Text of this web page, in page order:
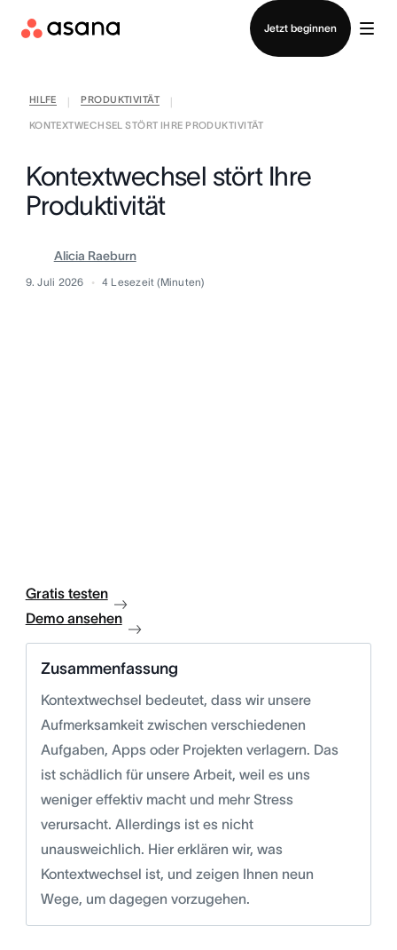
Jetzt beginnen
Vertrieb kontaktieren
HILFE PRODUKTIVITÄT
KONTEXTWECHSEL STÖRT IHRE PRODUKTIVITÄT
Kontextwechsel stört Ihre
Produktivität
Alicia Raeburn
9. Juli 2026 4 Lesezeit (Minuten)
Gratis testen
Demo ansehen
Zusammenfassung
Kontextwechsel bedeutet, dass wir unsere
Aufmerksamkeit zwischen verschiedenen
Aufgaben, Apps oder Projekten verlagern. Das
ist schädlich für unsere Arbeit, weil es uns
weniger effektiv macht und mehr Stress
verursacht. Allerdings ist es nicht
unausweichlich. Hier erklären wir, was
Kontextwechsel ist, und zeigen Ihnen neun
Wege, um dagegen vorzugehen.